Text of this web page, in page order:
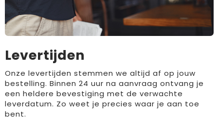
Levertijden
Onze levertijden stemmen we altijd af op jouw
bestelling. Binnen 24 uur na aanvraag ontvang je
een heldere bevestiging met de verwachte
leverdatum. Zo weet je precies waar je aan toe
bent.